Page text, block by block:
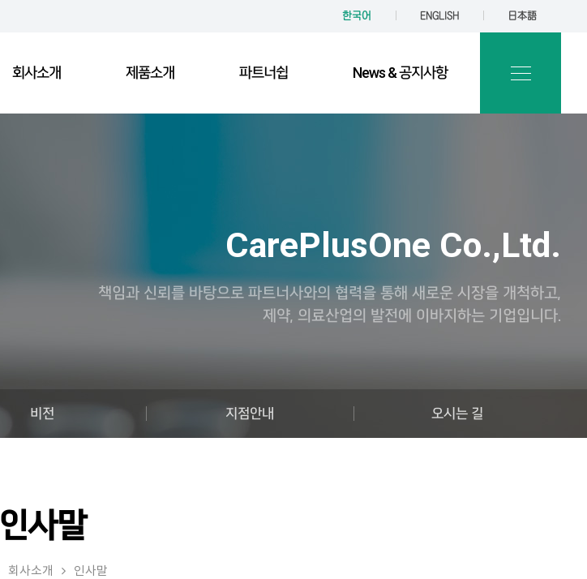
한국어 ENGLISH 日本語
회사소개 제품소개 파트너쉽 News & 공지사항
CarePlusOne Co.,Ltd.
책임과 신뢰를 바탕으로 파트너사와의 협력을 통해 새로운 시장을 개척하고,
제약, 의료산업의 발전에 이바지하는 기업입니다.
비전 지점안내 오시는 길
인사말
회사소개 인사말